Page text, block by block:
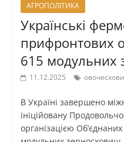
АГРОПОЛІТИКА
Українські
прифронтових
615 модульних
11.12.2025
В Україні завершено
ініційовану
організацією